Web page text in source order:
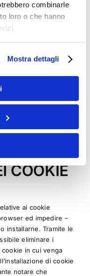
combinarle
loro o che hanno
Mostra dettagli
dal Google Tag
da facebook
per verificare se
COOKIE
ai cookie
ed impedire –
installarne. Tramite le
eliminare i
in cui venga
di cookie
notare che